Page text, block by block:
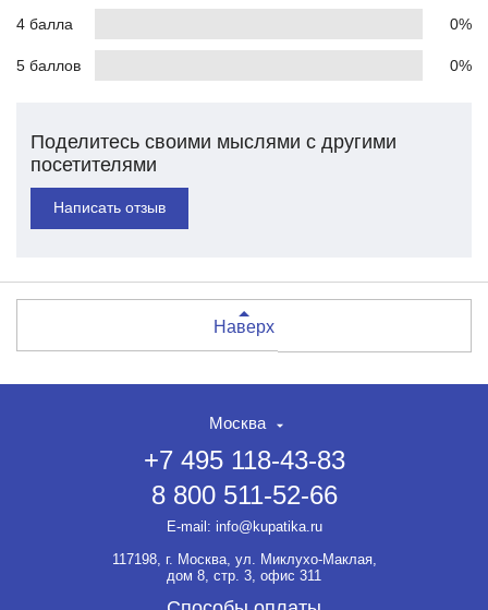
4 балла 0%
5 баллов 0%
Поделитесь своими мыслями с другими
посетителями
Написать отзыв
Наверх
Москва
+7 495 118-43-83
8 800 511-52-66
E-mail: info@kupatika.ru
117198, г. Москва, ул. Миклухо-Маклая,
дом 8, стр. 3, офис 311